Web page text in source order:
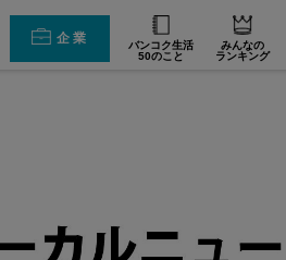
企業
バンコク生活
50のこと
みんなの
ランキング